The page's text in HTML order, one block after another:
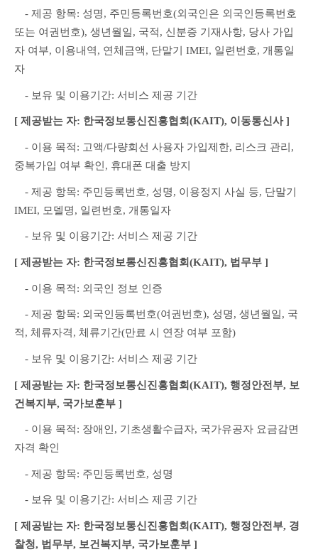
- 제공 항목: 성명, 주민등록번호(외국인은 외국인등록번호
또는 여권번호), 생년월일, 국적, 신분증 기재사항, 당사 가입
자 여부, 이용내역, 연체금액, 단말기 IMEI, 일련번호, 개통일
자
- 보유 및 이용기간: 서비스 제공 기간
[ 제공받는 자: 한국정보통신진흥협회(KAIT), 이동통신사 ]
- 이용 목적: 고액/다량회선 사용자 가입제한, 리스크 관리,
중복가입 여부 확인, 휴대폰 대출 방지
- 제공 항목: 주민등록번호, 성명, 이용정지 사실 등, 단말기
IMEI, 모델명, 일련번호, 개통일자
- 보유 및 이용기간: 서비스 제공 기간
[ 제공받는 자: 한국정보통신진흥협회(KAIT), 법무부 ]
- 이용 목적: 외국인 정보 인증
- 제공 항목: 외국인등록번호(여권번호), 성명, 생년월일, 국
적, 체류자격, 체류기간(만료 시 연장 여부 포함)
- 보유 및 이용기간: 서비스 제공 기간
[ 제공받는 자: 한국정보통신진흥협회(KAIT), 행정안전부, 보
건복지부, 국가보훈부 ]
- 이용 목적: 장애인, 기초생활수급자, 국가유공자 요금감면
자격 확인
- 제공 항목: 주민등록번호, 성명
- 보유 및 이용기간: 서비스 제공 기간
[ 제공받는 자: 한국정보통신진흥협회(KAIT), 행정안전부, 경
찰청, 법무부, 보건복지부, 국가보훈부 ]